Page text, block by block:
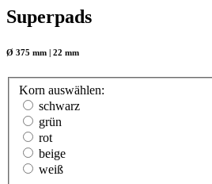
Superpads
Ø 375 mm | 22 mm
Korn auswählen:
schwarz
grün
rot
beige
weiß